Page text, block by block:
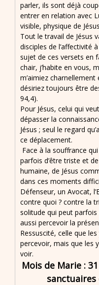
parler, ils sont déjà
entrer en relation avec
visible, physique de
Tout le travail de Jésus
disciples de l’affectivité
sujet de ces versets en
chair, j’habite en vous,
m’aimiez
désiriez toujours être
94,4).
Pour Jésus, celui qui
dépasser la
Jésus ; seul le regard
ce déplacement.
Face à la souffrance
parfois d’être triste et
humaine, de Jésus
dans ces moments
Défenseur, un Avocat,
contre quoi ? contre la
solitude qui peut
aussi percevoir la
Ressuscité, celle que
percevoir, mais que les
voir.
Mois de Marie :